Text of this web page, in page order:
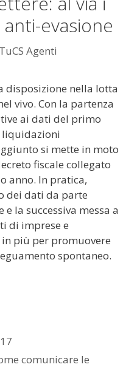
evasione
Agenti
disposizione nella lotta
vivo. Con la partenza
ai dati del primo
liquidazioni
si mette in moto
fiscale collegato
anno. In pratica,
dei dati da parte
la successiva messa a
di imprese e
più per promuovere
spontaneo.
comunicare le